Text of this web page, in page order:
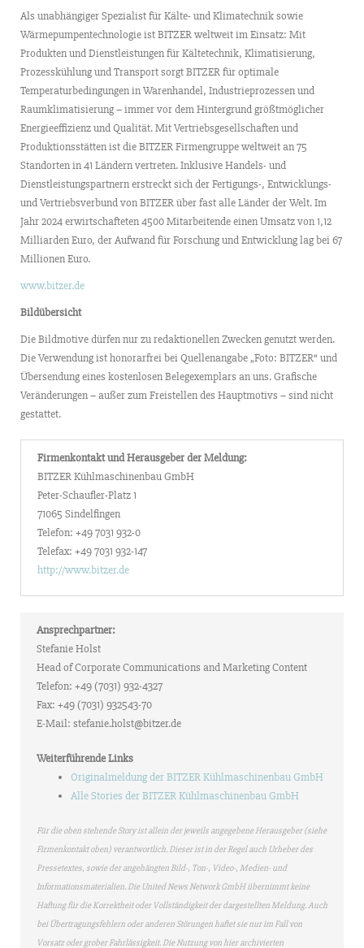
Als unabhängiger Spezialist für Kälte- und Klimatechnik sowie
Wärmepumpentechnologie ist BITZER weltweit im Einsatz: Mit
Produkten und Dienstleistungen für Kältetechnik, Klimatisierung,
Prozesskühlung und Transport sorgt BITZER für optimale
Temperaturbedingungen in Warenhandel, Industrieprozessen und
Raumklimatisierung – immer vor dem Hintergrund größtmöglicher
Energieeffizienz und Qualität. Mit Vertriebsgesellschaften und
Produktionsstätten ist die BITZER Firmengruppe weltweit an 75
Standorten in 41 Ländern vertreten. Inklusive Handels- und
Dienstleistungspartnern erstreckt sich der Fertigungs-, Entwicklungs-
und Vertriebsverbund von BITZER über fast alle Länder der Welt. Im
Jahr 2024 erwirtschafteten 4500 Mitarbeitende einen Umsatz von 1,12
Milliarden Euro, der Aufwand für Forschung und Entwicklung lag bei 67
Millionen Euro.
www.bitzer.de
Bildübersicht
Die Bildmotive dürfen nur zu redaktionellen Zwecken genutzt werden.
Die Verwendung ist honorarfrei bei Quellenangabe „Foto: BITZER“ und
Übersendung eines kostenlosen Belegexemplars an uns. Grafische
Veränderungen – außer zum Freistellen des Hauptmotivs – sind nicht
gestattet.
Firmenkontakt und Herausgeber der Meldung:
BITZER Kühlmaschinenbau GmbH
Peter-Schaufler-Platz 1
71065 Sindelfingen
Telefon: +49 7031 932-0
Telefax: +49 7031 932-147
http://www.bitzer.de
Ansprechpartner:
Stefanie Holst
Head of Corporate Communications and Marketing Content
Telefon: +49 (7031) 932-4327
Fax: +49 (7031) 932543-70
E-Mail: stefanie.holst@bitzer.de
Weiterführende Links
Originalmeldung der BITZER Kühlmaschinenbau GmbH
Alle Stories der BITZER Kühlmaschinenbau GmbH
Für die oben stehende Story ist allein der jeweils angegebene Herausgeber (siehe
Firmenkontakt oben) verantwortlich. Dieser ist in der Regel auch Urheber des
Pressetextes, sowie der angehängten Bild-, Ton-, Video-, Medien- und
Informationsmaterialien. Die United News Network GmbH übernimmt keine
Haftung für die Korrektheit oder Vollständigkeit der dargestellten Meldung. Auch
bei Übertragungsfehlern oder anderen Störungen haftet sie nur im Fall von
Vorsatz oder grober Fahrlässigkeit. Die Nutzung von hier archivierten